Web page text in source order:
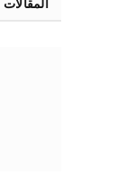
المقالات